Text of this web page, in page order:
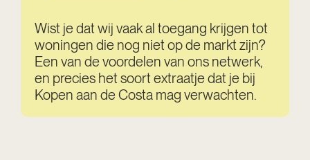
Wist je dat wij vaak al toegang krijgen tot
woningen die nog niet op de markt zijn?
Een van de voordelen van ons netwerk,
en precies het soort extraatje dat je bij
Kopen aan de Costa mag verwachten.